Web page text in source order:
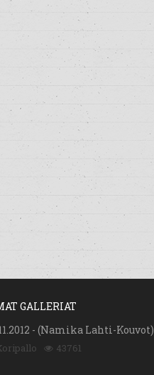
GALLERIAT
- (Namika Lahti-Kouvot)
43761